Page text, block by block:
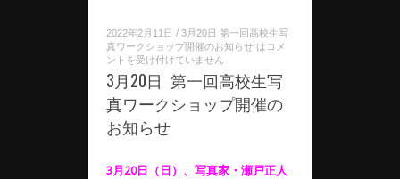
2022年2月11日 / 3月20日 第一回高校生写
真ワークショップ開催のお知らせ は コメ
ントを受け付けていません
3月20日 第一回高校生写
真ワークショップ開催の
お知らせ
3月20日（日）、写真家・瀬戸正人